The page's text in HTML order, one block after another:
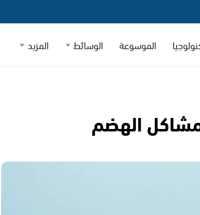
الموسوعة الوسائط المزيد
الهضم